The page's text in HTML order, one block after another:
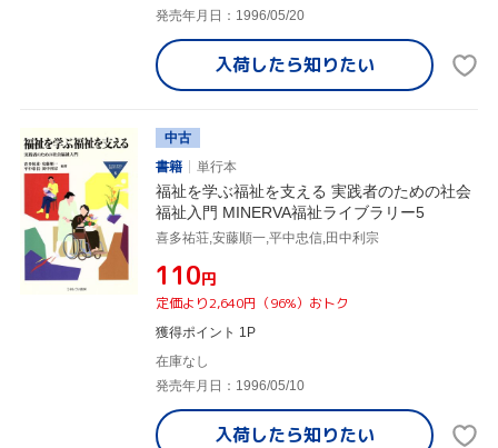
発売年月日：1996/05/20
入荷したら知りたい
中古
書籍
単行本
福祉を学ぶ福祉を支える 実践者のための社会
福祉入門 MINERVA福祉ライブラリー5
喜多祐荘,安藤順一,平中忠信,田中利宗
¥110円
定価より2,640円（96%）おトク
獲得ポイント 1P
在庫なし
発売年月日：1996/05/10
入荷したら知りたい